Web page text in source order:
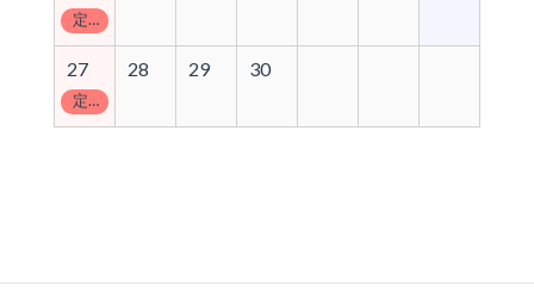
定休日
27
定休日
28 29 30